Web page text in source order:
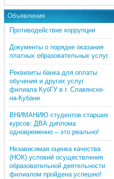
Объявления
Противодействие коррупции
Документы о порядке оказания
платных образовательных услуг
Реквизиты банка для оплаты
обучения и других услуг
филиала КубГУ в г. Славянске-
на-Кубани
ВНИМАНИЮ студентов старших
курсов: ДВА диплома
одновременно – это реально!
Независимая оценка качества
(НОК) условий осуществления
образовательной деятельности
филиалом пройдена успешно!